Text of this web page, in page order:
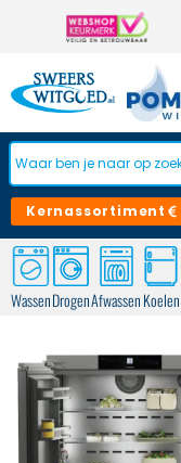
Kernassortiment
WassenDrogenAfwassenKoelen